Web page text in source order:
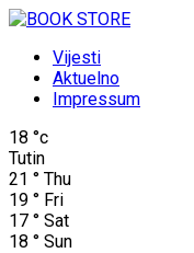
Vijesti
Aktuelno
Impressum
18 °c
Tutin
21 ° Thu
19 ° Fri
17 ° Sat
18 ° Sun